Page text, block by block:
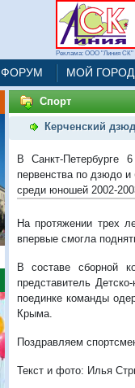
Реклама: ООО "Линия СК"
ФОРУМ МОЙ ГОРОД
Спорт
Керченский
В Санкт-Петербурге
первенства по дзюдо
среди юношей 2002-
На протяжении трех
впервые смогла
В составе сборной
представитель
поединке команды
Крыма.
Поздравляем
Текст и фото: Илья